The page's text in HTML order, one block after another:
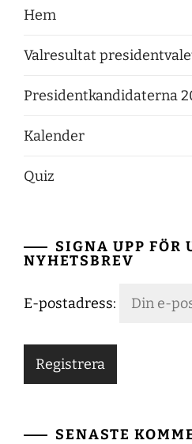
Hem
Valresultat
Presidentkandidaterna
Kalender
Quiz
SIGNA UPP FÖR
NYHETSBREV
E-postadress:
SENASTE